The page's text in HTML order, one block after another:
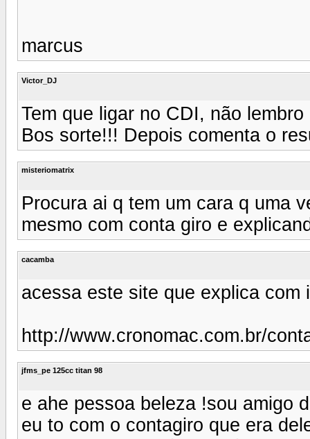
marcus
Victor_DJ
Tem que ligar no CDI, não
Bos sorte!!! Depois comenta o
misteriomatrix
Procura ai q tem um cara q uma
mesmo com conta giro e
cacamba
acessa este site que explica com
http://www.cronomac.com.br/
jfms_pe 125cc titan 98
e ahe pessoa beleza !sou amigo
eu to com o contagiro que era